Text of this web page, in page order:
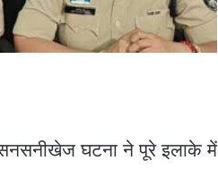
सनसनीखेज घटना ने पूरे इलाके में